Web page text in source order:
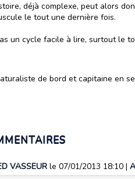
déjà complexe, peut alors
le tout une dernière fois.
un cycle facile à lire, surtout le
de bord et capitaine en
VASSEUR le 07/01/2013 18:10 |